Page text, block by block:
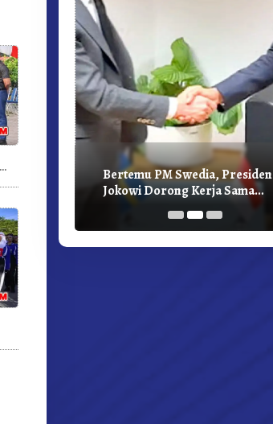
Bertemu PM Swedia, Presiden
Jokowi Dorong Kerja Sama
Pembangunan Hijau